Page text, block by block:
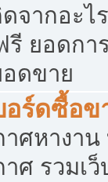
ดจากอะไ
รี ยอดกา
อดขาย
อร์ดซื้อข
าศหางาน
าศ รวมเ